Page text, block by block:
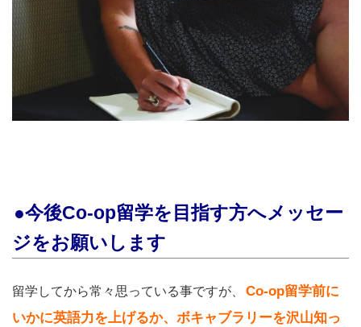
●今後Co-op留学を目指す方へメッセー
ジをお願いします
留学してから常々思っている事ですが、
Co-op留学前に
いかに英語力を上げるか、ボキャブラリーを沢山知っ